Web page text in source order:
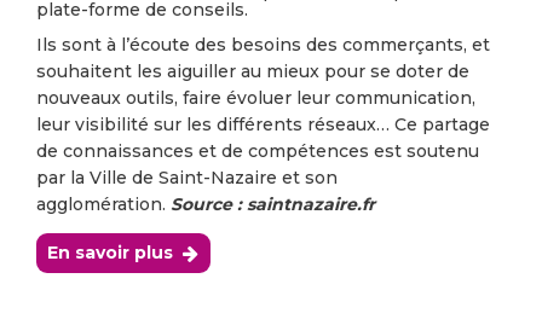
plate-forme de conseils.
Ils sont à l’écoute des besoins des commerçants, et
souhaitent les aiguiller au mieux pour se doter de
nouveaux outils, faire évoluer leur communication,
leur visibilité sur les différents réseaux… Ce partage
de connaissances et de compétences est soutenu
par la Ville de Saint-Nazaire et son
agglomération. Source : saintnazaire.fr
En savoir plus